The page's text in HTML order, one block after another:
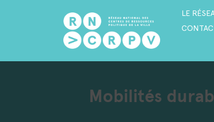
LE
Mobilités